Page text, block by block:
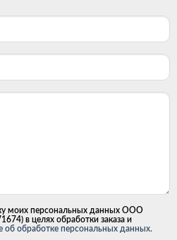
моих персональных данных ООО
в целях обработки заказа и
об обработке персональных данных.